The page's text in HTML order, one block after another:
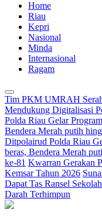
Home
Riau
Kepri
Nasional
Minda
Internasional
Ragam
Tim PKM UMRAH
Mendukung Digitalisasi
Polda Riau Gelar
Bendera Merah putih
Ditpolairud Polda Riau
beras, Bendera Merah
ke-81 Kwarran Gerakan
Kemsar Tahun 2026
Dapat Tas Ransel Sekolah
Darah Terhimpun